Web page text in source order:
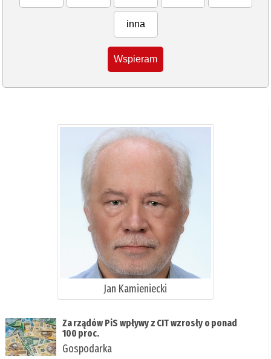
inna
Wspieram
Jan Kamieniecki
Za rządów PiS wpływy z CIT wzrosły o ponad
100 proc.
Gospodarka